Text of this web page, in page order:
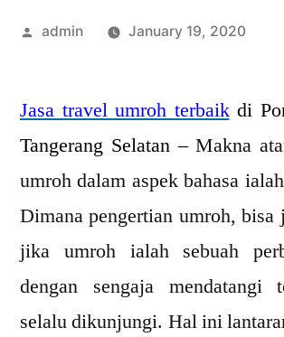
Posted
admin January 19, 2020
Jasa travel umroh terbaikdi
Tangerang Selatan –Makna
umroh dalam aspek bahasa
Dimana pengertian umroh, bisa
jika umroh ialah sebuah
dengan sengaja mendatangi
selalu dikunjungi. Hal ini